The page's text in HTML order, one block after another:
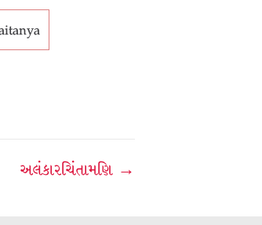
અલંકારચિંતામણિ →